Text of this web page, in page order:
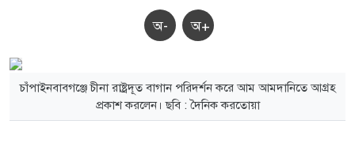
অ- অ+
চাঁপাইনবাবগঞ্জে চীনা রাষ্ট্রদূত বাগান পরিদর্শন করে আম আমদানিতে আগ্রহ
প্রকাশ করলেন। ছবি : দৈনিক করতোয়া